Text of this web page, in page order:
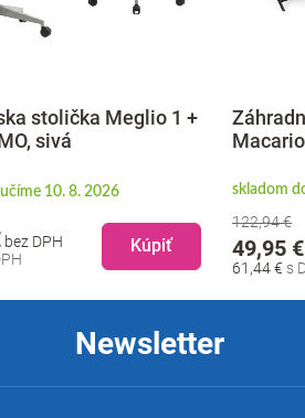
stolička Meglio 1 +
sivá
10. 8. 2026
bez DPH Kúpiť
skladom
122,94 €
61,44 €
49,95 €
Newsletter